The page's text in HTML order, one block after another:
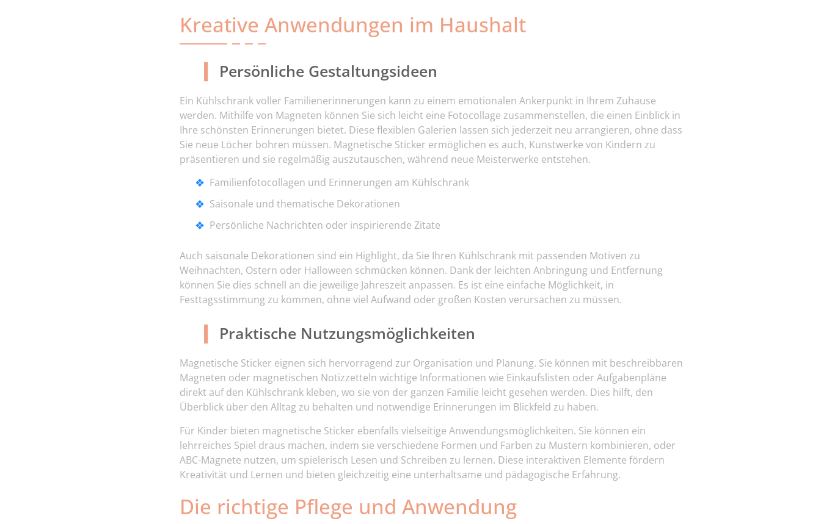
Kreative Anwendungen im Haushalt
Persönliche Gestaltungsideen
Ein Kühlschrank voller Familienerinnerungen kann zu einem emotionalen Ankerpunkt in Ihrem Zuhause
werden. Mithilfe von Magneten können Sie sich leicht eine Fotocollage zusammenstellen, die einen Einblick in
Ihre schönsten Erinnerungen bietet. Diese flexiblen Galerien lassen sich jederzeit neu arrangieren, ohne dass
Sie neue Löcher bohren müssen. Magnetische Sticker ermöglichen es auch, Kunstwerke von Kindern zu
präsentieren und sie regelmäßig auszutauschen, während neue Meisterwerke entstehen.
Familienfotocollagen und Erinnerungen am Kühlschrank
Saisonale und thematische Dekorationen
Persönliche Nachrichten oder inspirierende Zitate
Auch saisonale Dekorationen sind ein Highlight, da Sie Ihren Kühlschrank mit passenden Motiven zu
Weihnachten, Ostern oder Halloween schmücken können. Dank der leichten Anbringung und Entfernung
können Sie dies schnell an die jeweilige Jahreszeit anpassen. Es ist eine einfache Möglichkeit, in
Festtagsstimmung zu kommen, ohne viel Aufwand oder großen Kosten verursachen zu müssen.
Praktische Nutzungsmöglichkeiten
Magnetische Sticker eignen sich hervorragend zur Organisation und Planung. Sie können mit beschreibbaren
Magneten oder magnetischen Notizzetteln wichtige Informationen wie Einkaufslisten oder Aufgabenpläne
direkt auf den Kühlschrank kleben, wo sie von der ganzen Familie leicht gesehen werden. Dies hilft, den
Überblick über den Alltag zu behalten und notwendige Erinnerungen im Blickfeld zu haben.
Für Kinder bieten magnetische Sticker ebenfalls vielseitige Anwendungsmöglichkeiten. Sie können ein
lehrreiches Spiel draus machen, indem sie verschiedene Formen und Farben zu Mustern kombinieren, oder
ABC-Magnete nutzen, um spielerisch Lesen und Schreiben zu lernen. Diese interaktiven Elemente fördern
Kreativität und Lernen und bieten gleichzeitig eine unterhaltsame und pädagogische Erfahrung.
Die richtige Pflege und Anwendung